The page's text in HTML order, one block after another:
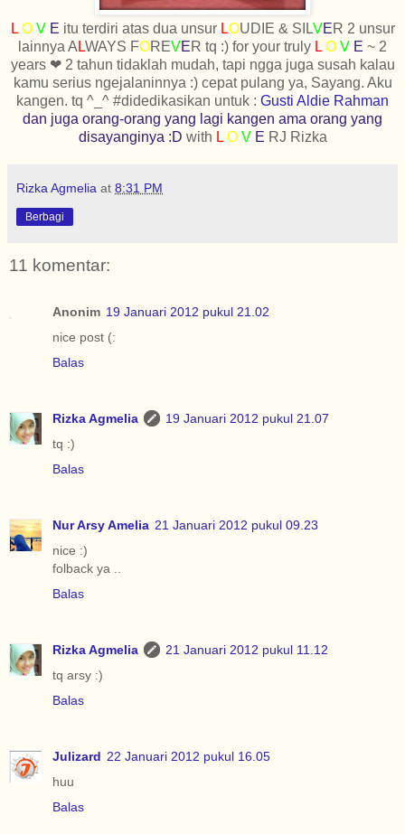
L O V E itu terdiri atas dua unsur LOUDIE & SILVER 2 unsur
lainnya A LWAYS FOREVER tq :) for your truly L O V E ~ 2
years ❤ 2 tahun tidaklah mudah, tapi ngga juga susah kalau
kamu serius ngejalaninnya :) cepat pulang ya, Sayang. Aku
kangen. tq ^_^ #didedikasikan untuk : Gusti Aldie Rahman
dan juga orang-orang yang lagi kangen ama orang yang
disayanginya :D with L O V E RJ Rizka
Rizka Agmelia at 8:31 PM
Berbagi
11 komentar:
Anonim 19 Januari 2012 pukul 21.02
nice post (:
Balas
Rizka Agmelia
19 Januari 2012 pukul 21.07
tq :)
Balas
Nur Arsy Amelia 21 Januari 2012 pukul 09.23
nice :)
folback ya ..
Balas
Rizka Agmelia
21 Januari 2012 pukul 11.12
tq arsy :)
Balas
Julizard 22 Januari 2012 pukul 16.05
huu
Balas